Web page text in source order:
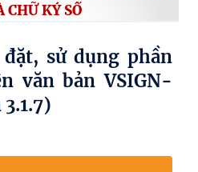
KÝ SỐ
sử dụng phần
văn bản VSIGN-